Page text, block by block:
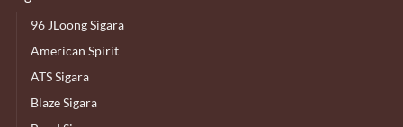
96 JLoong Sigara
American Spirit
ATS Sigara
Blaze Sigara